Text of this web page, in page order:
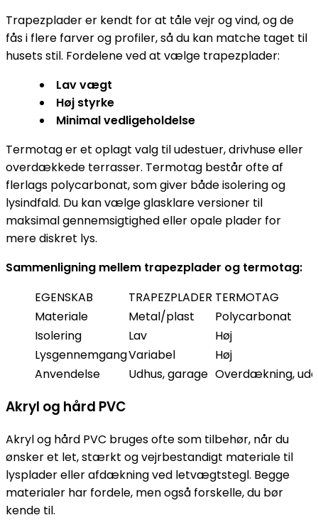
Trapezplader er kendt for at tåle vejr og vind, og de
fås i flere farver og profiler, så du kan matche taget til
husets stil. Fordelene ved at vælge trapezplader:
Lav vægt
Høj styrke
Minimal vedligeholdelse
Termotag er et oplagt valg til udestuer, drivhuse eller
overdækkede terrasser. Termotag består ofte af
flerlags polycarbonat, som giver både isolering og
lysindfald. Du kan vælge glasklare versioner til
maksimal gennemsigtighed eller opale plader for
mere diskret lys.
Sammenligning mellem trapezplader og termotag:
EGENSKAB
TRAPEZPLADER TERMOTAG
Materiale
Metal/plast
Polycarbonat
Isolering
Lav
Høj
LysgennemgangVariabel
Høj
Anvendelse
Udhus, garage Overdækning,
Akryl og hård PVC
Akryl og hård PVC bruges ofte som tilbehør, når du
ønsker et let, stærkt og vejrbestandigt materiale til
lysplader eller afdækning ved letvægtstegl. Begge
materialer har fordele, men også forskelle, du bør
kende til.